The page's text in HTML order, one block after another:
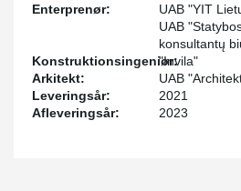
Enterprenør:
UAB "YIT
Konstruktionsingeniør:
UAB
konsultantų
"Invila"
Arkitekt:
UAB
Leveringsår:
2021
Afleveringsår:
2023